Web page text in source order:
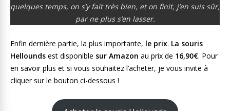
quelques temps, on s’y fait très bien, et on finit, j’en suis sûr,
par ne plus s’en lasser.
Enfin dernière partie, la plus importante, le prix. La souris
Hellounds est disponible sur Amazon au prix de 16,90€. Pour
en savoir plus et si vous souhaitez l’acheter, je vous invite à
cliquer sur le bouton ci-dessous !